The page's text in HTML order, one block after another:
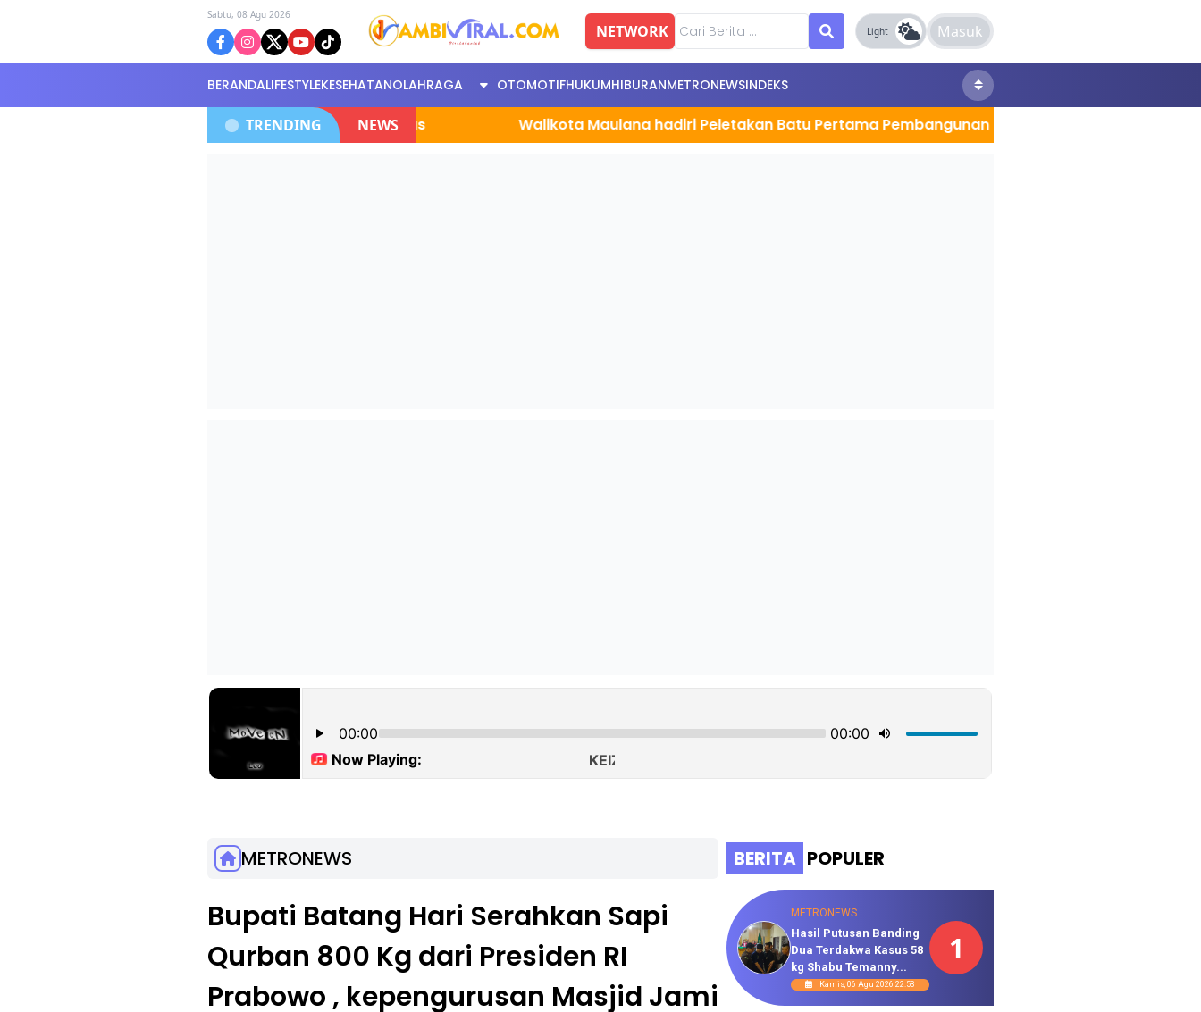
Sabtu, 08 Agu 2026
NETWORK Light Masuk
BERANDALIFESTYLEKESEHATANOLAHRAGA OTOMOTIFHUKUMHIBURANMETRONEWSINDEKS
TRENDING NEWS
Serahkan Di Kantor Polisi Selidiki Kasus Walikota Maulana hadiri Peletakan Batu Pertama Pembangunan Kantor Sekretariat MPC Kota Jambi
METRONEWS
Bupati Batang Hari Serahkan Sapi
Qurban 800 Kg dari Presiden RI
Prabowo , kepengurusan Masjid Jami
BERITA POPULER
METRONEWS
Hasil Putusan Banding
Dua Terdakwa Kasus 58
kg Shabu Temanny...
Kamis, 06 Agu 2026 22:53
1